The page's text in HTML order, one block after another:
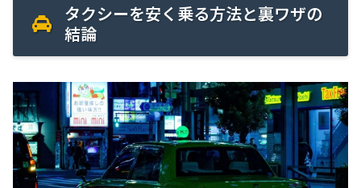
タクシーを安く乗る方法と裏ワザの
結論